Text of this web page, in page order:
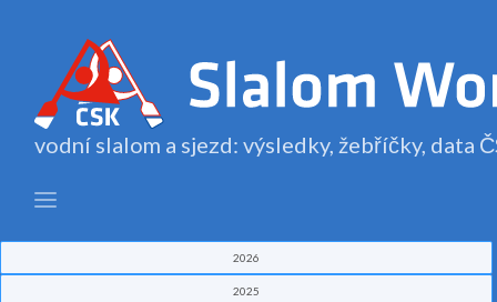
vodní slalom a sjezd: výsledky, žebříčky, data
2026
2025